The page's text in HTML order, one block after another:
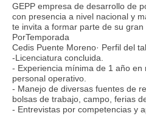
GEPP empresa de desarrollo de
con presencia a nivel nacional y
te invita a formar parte de su gran
PorTemporada
Cedis Puente Moreno· Perfil del
-Licenciatura concluida.
- Experiencia mínima de 1 año en
personal operativo.
- Manejo de diversas fuentes de
bolsas de trabajo, campo, ferias
- Entrevistas por competencias y